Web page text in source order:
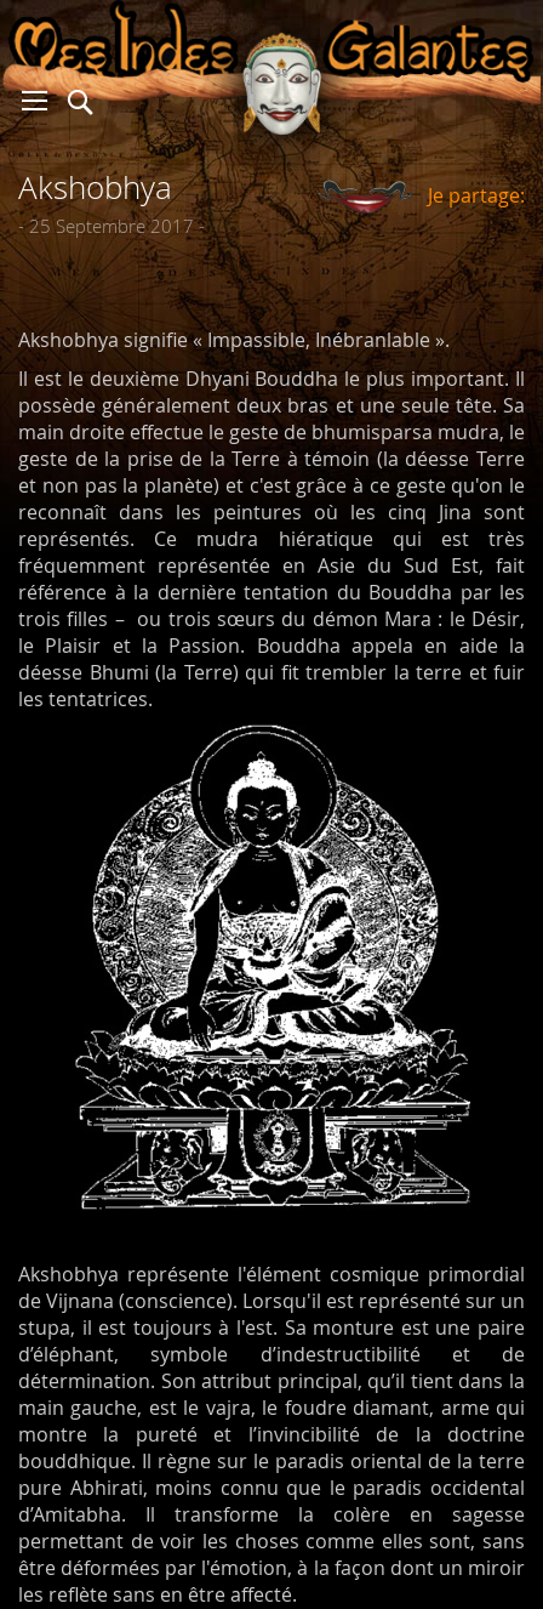
Akshobhya
- 25 Septembre 2017 -
Je partage:
Akshobhya signifie « Impassible, Inébranlable ».
Il est le deuxième Dhyani Bouddha le plus important. Il
possède généralement deux bras et une seule tête. Sa
main droite effectue le geste de bhumisparsa mudra, le
geste de la prise de la Terre à témoin (la déesse Terre
et non pas la planète) et c'est grâce à ce geste qu'on le
reconnaît dans les peintures où les cinq Jina sont
représentés. Ce mudra hiératique qui est très
fréquemment représentée en Asie du Sud Est, fait
référence à la dernière tentation du Bouddha par les
trois filles – ou trois sœurs du démon Mara : le Désir,
le Plaisir et la Passion. Bouddha appela en aide la
déesse Bhumi (la Terre) qui fit trembler la terre et fuir
les tentatrices.
Akshobhya représente l'élément cosmique primordial
de Vijnana (conscience). Lorsqu'il est représenté sur un
stupa, il est toujours à l'est. Sa monture est une paire
d’éléphant, symbole d’indestructibilité et de
détermination. Son attribut principal, qu’il tient dans la
main gauche, est le vajra, le foudre diamant, arme qui
montre la pureté et l’invincibilité de la doctrine
bouddhique. Il règne sur le paradis oriental de la terre
pure Abhirati, moins connu que le paradis occidental
d’Amitabha. Il transforme la colère en sagesse
permettant de voir les choses comme elles sont, sans
être déformées par l'émotion, à la façon dont un miroir
les reflète sans en être affecté.